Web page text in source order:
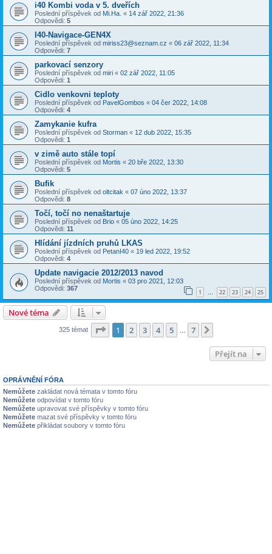
i40 Kombi voda v 5. dveřích
Poslední příspěvek od Mi.Ha. « 14 zář 2022, 21:36
Odpovědi: 5
I40-Navigace-GEN4X
Poslední příspěvek od miriss23@seznam.cz « 06 zář 2022, 11:34
Odpovědi: 7
parkovací senzory
Poslední příspěvek od miri « 02 zář 2022, 11:05
Odpovědi: 1
Cidlo venkovni teploty
Poslední příspěvek od PavelGombos « 04 čer 2022, 14:08
Odpovědi: 4
Zamykanie kufra
Poslední příspěvek od Storman « 12 dub 2022, 15:35
Odpovědi: 1
v zimě auto stále topí
Poslední příspěvek od Mortis « 20 bře 2022, 13:30
Odpovědi: 5
Bufik
Poslední příspěvek od oltcitak « 07 úno 2022, 13:37
Odpovědi: 8
Točí, točí no nenaštartuje
Poslední příspěvek od Brio « 05 úno 2022, 14:25
Odpovědi: 11
Hlídání jízdních pruhů LKAS
Poslední příspěvek od PetanI40 « 19 led 2022, 19:52
Odpovědi: 4
Update navigacie 2012/2013 navod
Poslední příspěvek od Mortis « 03 pro 2021, 12:03
Odpovědi: 367 1 … 22 23 24 25
Nové téma
325 témat Stránka z
1 2 3 4 5 7
Přejít na
OPRÁVNĚNÍ FÓRA
Nemůžete zakládat nová témata v tomto fóru
Nemůžete odpovídat v tomto fóru
Nemůžete upravovat své příspěvky v tomto fóru
Nemůžete mazat své příspěvky v tomto fóru
Nemůžete přikládat soubory v tomto fóru